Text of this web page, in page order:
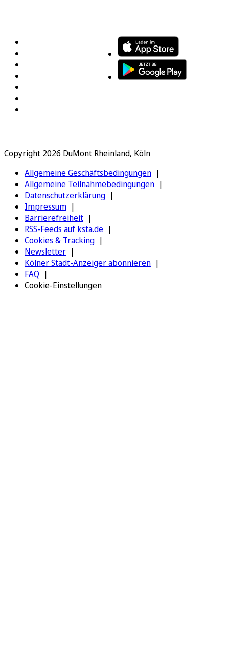
Copyright 2026 DuMont Rheinland, Köln
Allgemeine Geschäftsbedingungen
Allgemeine Teilnahmebedingungen
Datenschutzerklärung
Impressum
Barrierefreiheit
RSS-Feeds auf ksta.de
Cookies & Tracking
Newsletter
Kölner Stadt-Anzeiger abonnieren
FAQ
Cookie-Einstellungen